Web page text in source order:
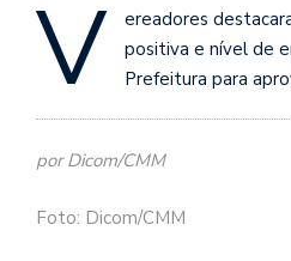
V
ereadores
positiva e nível de
Prefeitura para
por Dicom/CMM
Foto: Dicom/CMM